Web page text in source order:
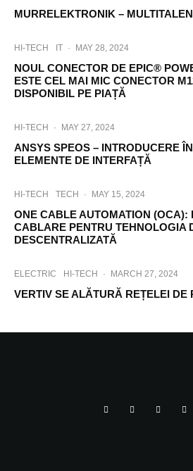
MURRELEKTRONIK –
HI-TECH IT · MAY 28, 2024
NOUL CONECTOR DE EPIC®
ESTE CEL MAI MIC CONECTOR
DISPONIBIL PE PIAȚĂ
HI-TECH · MAY 27, 2024
ANSYS SPEOS – INTRODUCERE
ELEMENTE DE INTERFAȚĂ
HI-TECH TECH · MAY 15, 2024
ONE CABLE AUTOMATION (OCA):
CABLARE PENTRU TEHNOLOGIA
DESCENTRALIZATĂ
ELECTRIC HI-TECH · MARCH 27, 2024
VERTIV SE ALĂTURĂ REȚELEI DE